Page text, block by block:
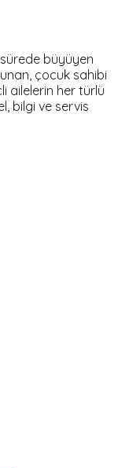
büyüyen
çocuk sahibi
ailelerin her türlü
bilgi ve servis